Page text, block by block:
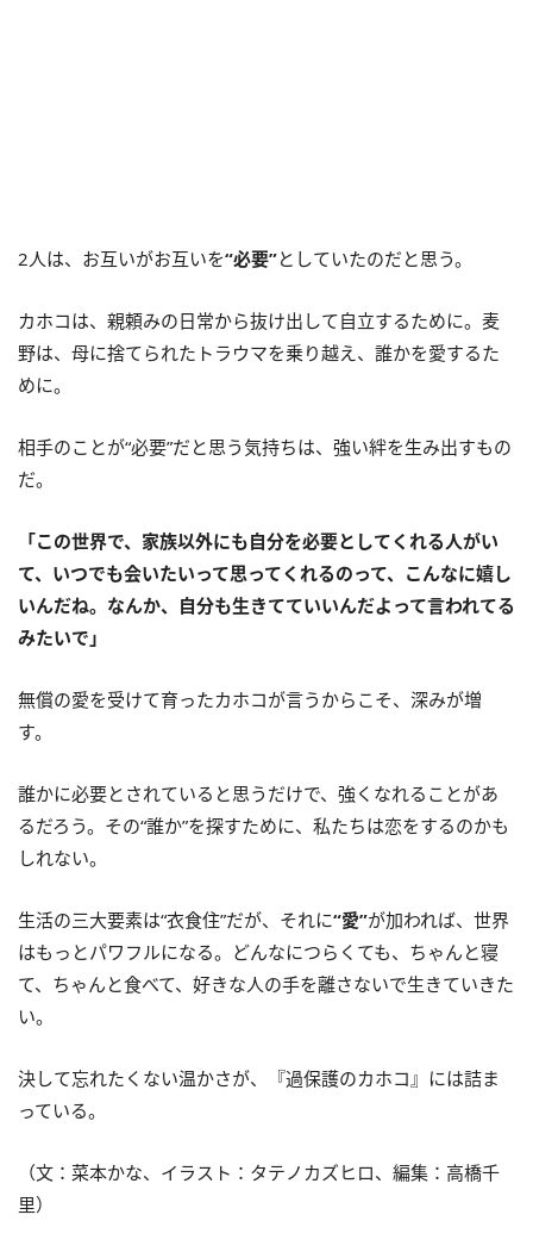
2人は、お互いがお互いを“必要”としていたのだと思う。
カホコは、親頼みの日常から抜け出して自立するために。麦
野は、母に捨てられたトラウマを乗り越え、誰かを愛するた
めに。
相手のことが“必要”だと思う気持ちは、強い絆を生み出すもの
だ。
「この世界で、家族以外にも自分を必要としてくれる人がい
て、いつでも会いたいって思ってくれるのって、こんなに嬉し
いんだね。なんか、自分も生きてていいんだよって言われてる
みたいで」
無償の愛を受けて育ったカホコが言うからこそ、深みが増
す。
誰かに必要とされていると思うだけで、強くなれることがあ
るだろう。その“誰か”を探すために、私たちは恋をするのかも
しれない。
生活の三大要素は“衣食住”だが、それに“愛”が加われば、世界
はもっとパワフルになる。どんなにつらくても、ちゃんと寝
て、ちゃんと食べて、好きな人の手を離さないで生きていきた
い。
決して忘れたくない温かさが、『過保護のカホコ』には詰ま
っている。
（文：菜本かな、イラスト：タテノカズヒロ、編集：高橋千
里）